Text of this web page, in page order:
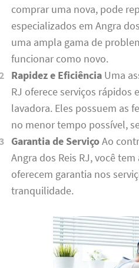
comprar uma nova, pode
especializados em Angra
uma ampla gama de
funcionar como novo.
Rapidez e EficiênciaUma
RJ oferece serviços rápidos
lavadora. Eles possuem as
no menor tempo possível,
Garantia de ServiçoAo
Angra dos Reis RJ, você
oferecem garantia nos
tranquilidade.